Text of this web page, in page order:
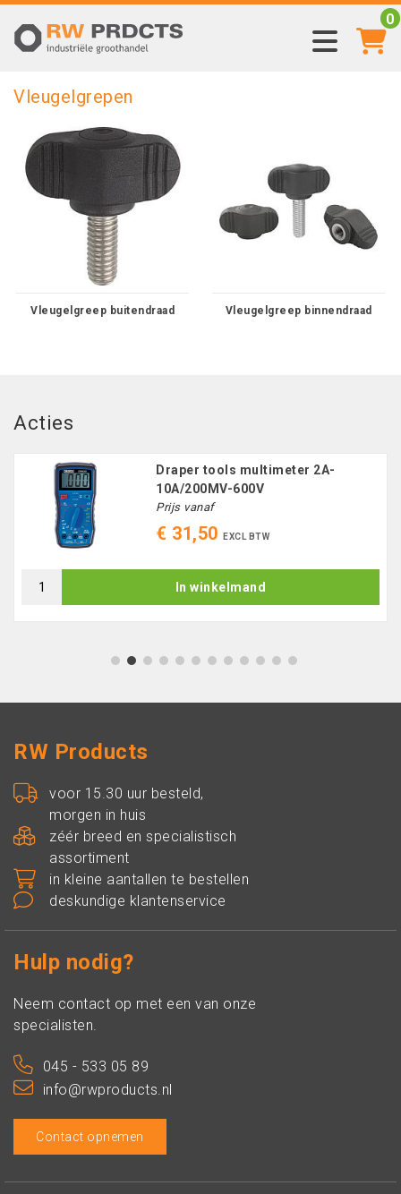
0
Vleugelgrepen
Vleugelgreep buitendraad Vleugelgreep binnendraad
Acties
Draper tools multimeter 2A-
10A/200MV-600V
Prijs vanaf
€ 31,50 EXCL BTW
In winkelmand
1 2 3 4 5 6 7 8 9 10 11 12
RW Products
voor 15.30 uur besteld,
morgen in huis
zéér breed en specialistisch
assortiment
in kleine aantallen te bestellen
deskundige klantenservice
Hulp nodig?
Neem contact op met een van onze
specialisten.
045 - 533 05 89
info@rwproducts.nl
Contact opnemen